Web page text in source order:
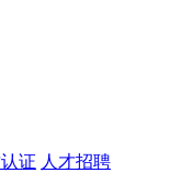
证 人才招聘